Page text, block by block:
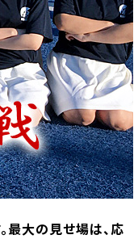
最大の見せ場は、応